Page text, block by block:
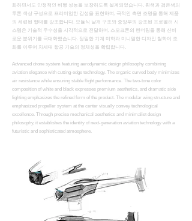
화하면서도 안정적인 비행 성능을 보장하도록 설계되었습니다. 흰색과 검은색의
투톤 색상 구성으로 프리미엄한 감성을 표현하며, 극적인 측면 조명을 통해 제품
의 세련된 형태를 강조합니다. 모듈식 날개 구조와 중앙부의 강조된 프로펠러 시
스템은 기술적 우수성을 시각적으로 전달하며, 스모크톤의 렌더링을 통해 신비
로운 분위기를 극대화했습니다. 정밀한 기계 미학과 미니멀한 디자인 철학이 조
화를 이루어 차세대 항공 기술의 정체성을 확립합니다.
Advanced drone system featuring aerodynamic design philosophy combining
aviation elegance with cutting-edge technology. The organic curved body minimizes
air resistance while ensuring stable flight performance. The two-tone color
composition of white and black expresses premium aesthetics, and dramatic side
lighting emphasizes the refined form of the product. The modular wing structure and
emphasized propeller system at the center visually convey technological
excellence. Through precise mechanical aesthetics and minimalist design
philosophy, it establishes the identity of next-generation aviation technology with a
futuristic and sophisticated atmosphere.